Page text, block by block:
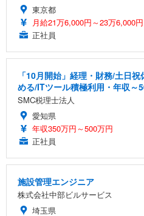
東京都
月給21万6,000円～23万6,000円
正社員
「10月開始」経理・財務/土日
める/ITツール積極利用・年収～
SMC税理士法人
愛知県
年収350万円～500万円
正社員
施設管理エンジニア
株式会社中部ビルサービス
埼玉県